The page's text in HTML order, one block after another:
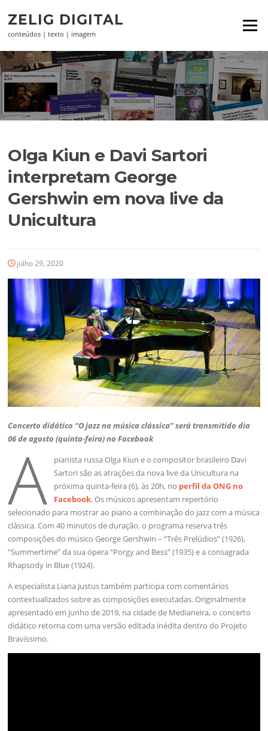
paraZELIG DIGITAL
conteúdos | texto | imagem
Menu
Olga Kiun e Davi Sartori
interpretam George
Gershwin em nova live da
Unicultura
julho 29, 2020
Concerto didático “O jazz na música clássica” será transmitido dia
06 de agosto (quinta-feira) no Facebook
A
pianista russa Olga Kiun e o compositor brasileiro Davi
Sartori são as atrações da nova live da Unicultura na
próxima quinta-feira (6), às 20h, no perfil da ONG no
Facebook. Os músicos apresentam repertório
selecionado para mostrar ao piano a combinação do jazz com a música
clássica. Com 40 minutos de duração, o programa reserva três
composições do músico George Gershwin – “Três Prelúdios” (1926),
“Summertime” da sua ópera “Porgy and Bess” (1935) e a consagrada
Rhapsody in Blue (1924).
A especialista Liana Justus também participa com comentários
contextualizados sobre as composições executadas. Originalmente
apresentado em junho de 2019, na cidade de Medianeira, o concerto
didático retorna com uma versão editada inédita dentro do Projeto
Bravíssimo.